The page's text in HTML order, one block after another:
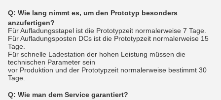
Q: Wie lang nimmt es, um den Prototyp besonders
anzufertigen?
Für Aufladungsstapel ist die Prototypzeit normalerweise 7 Tage.
Für Aufladungsposten DCs ist die Prototypzeit normalerweise 15
Tage.
Für schnelle Ladestation der hohen Leistung müssen die
technischen Parameter sein
vor Produktion und der Prototypzeit normalerweise bestimmt 30
Tage.
Q: Wie man dem Service garantiert?